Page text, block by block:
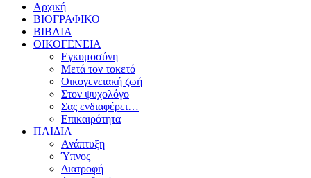
Αρχική
ΒΙΟΓΡΑΦΙΚΟ
ΒΙΒΛΙΑ
ΟΙΚΟΓΕΝΕΙΑ
Εγκυμοσύνη
Μετά τον τοκετό
Οικογενειακή ζωή
Στον ψυχολόγο
Σας ενδιαφέρει…
Επικαιρότητα
ΠΑΙΔΙΑ
Ανάπτυξη
Ύπνος
Διατροφή